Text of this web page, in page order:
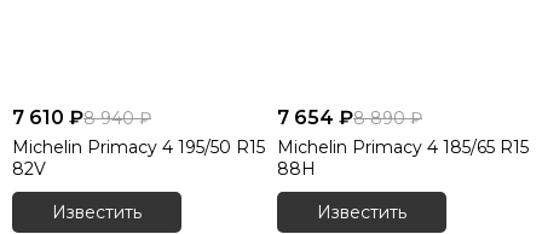
7 610 ₽8 940 ₽
Michelin Primacy 4 195/50 R15
82V
Известить
7 654 ₽8 890 ₽
Michelin Primacy 4 185/65 R15
88H
Известить